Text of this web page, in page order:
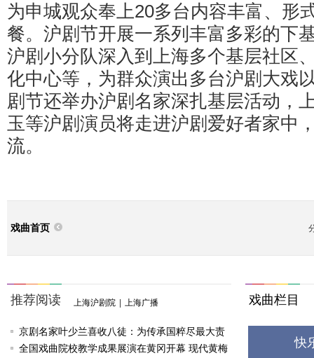
为申城观众奉上20多台内容丰富、形
餐。沪剧节开展一系列丰富多彩的下
沪剧小分队深入到上海多个基层社区
化中心等，为群众演出多台沪剧大戏
剧节还举办沪剧名家深扎基层活动，
玉等沪剧演员将走进沪剧爱好者家中
流。
戏曲首页
推荐阅读 上海沪剧院 上海广播
京剧名家叶少兰喜收八徒：为传承国粹尽最大责
任
全国戏曲院校教学成果展演在黄冈开幕 现代黄梅
戏曲栏目
快